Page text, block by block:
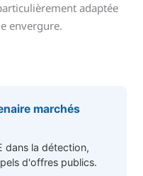
adaptée
envergure.
marchés
dans la détection,
d'offres publics.